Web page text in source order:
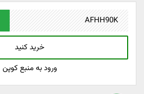
خرید کنید
ورود به منبع کوپن